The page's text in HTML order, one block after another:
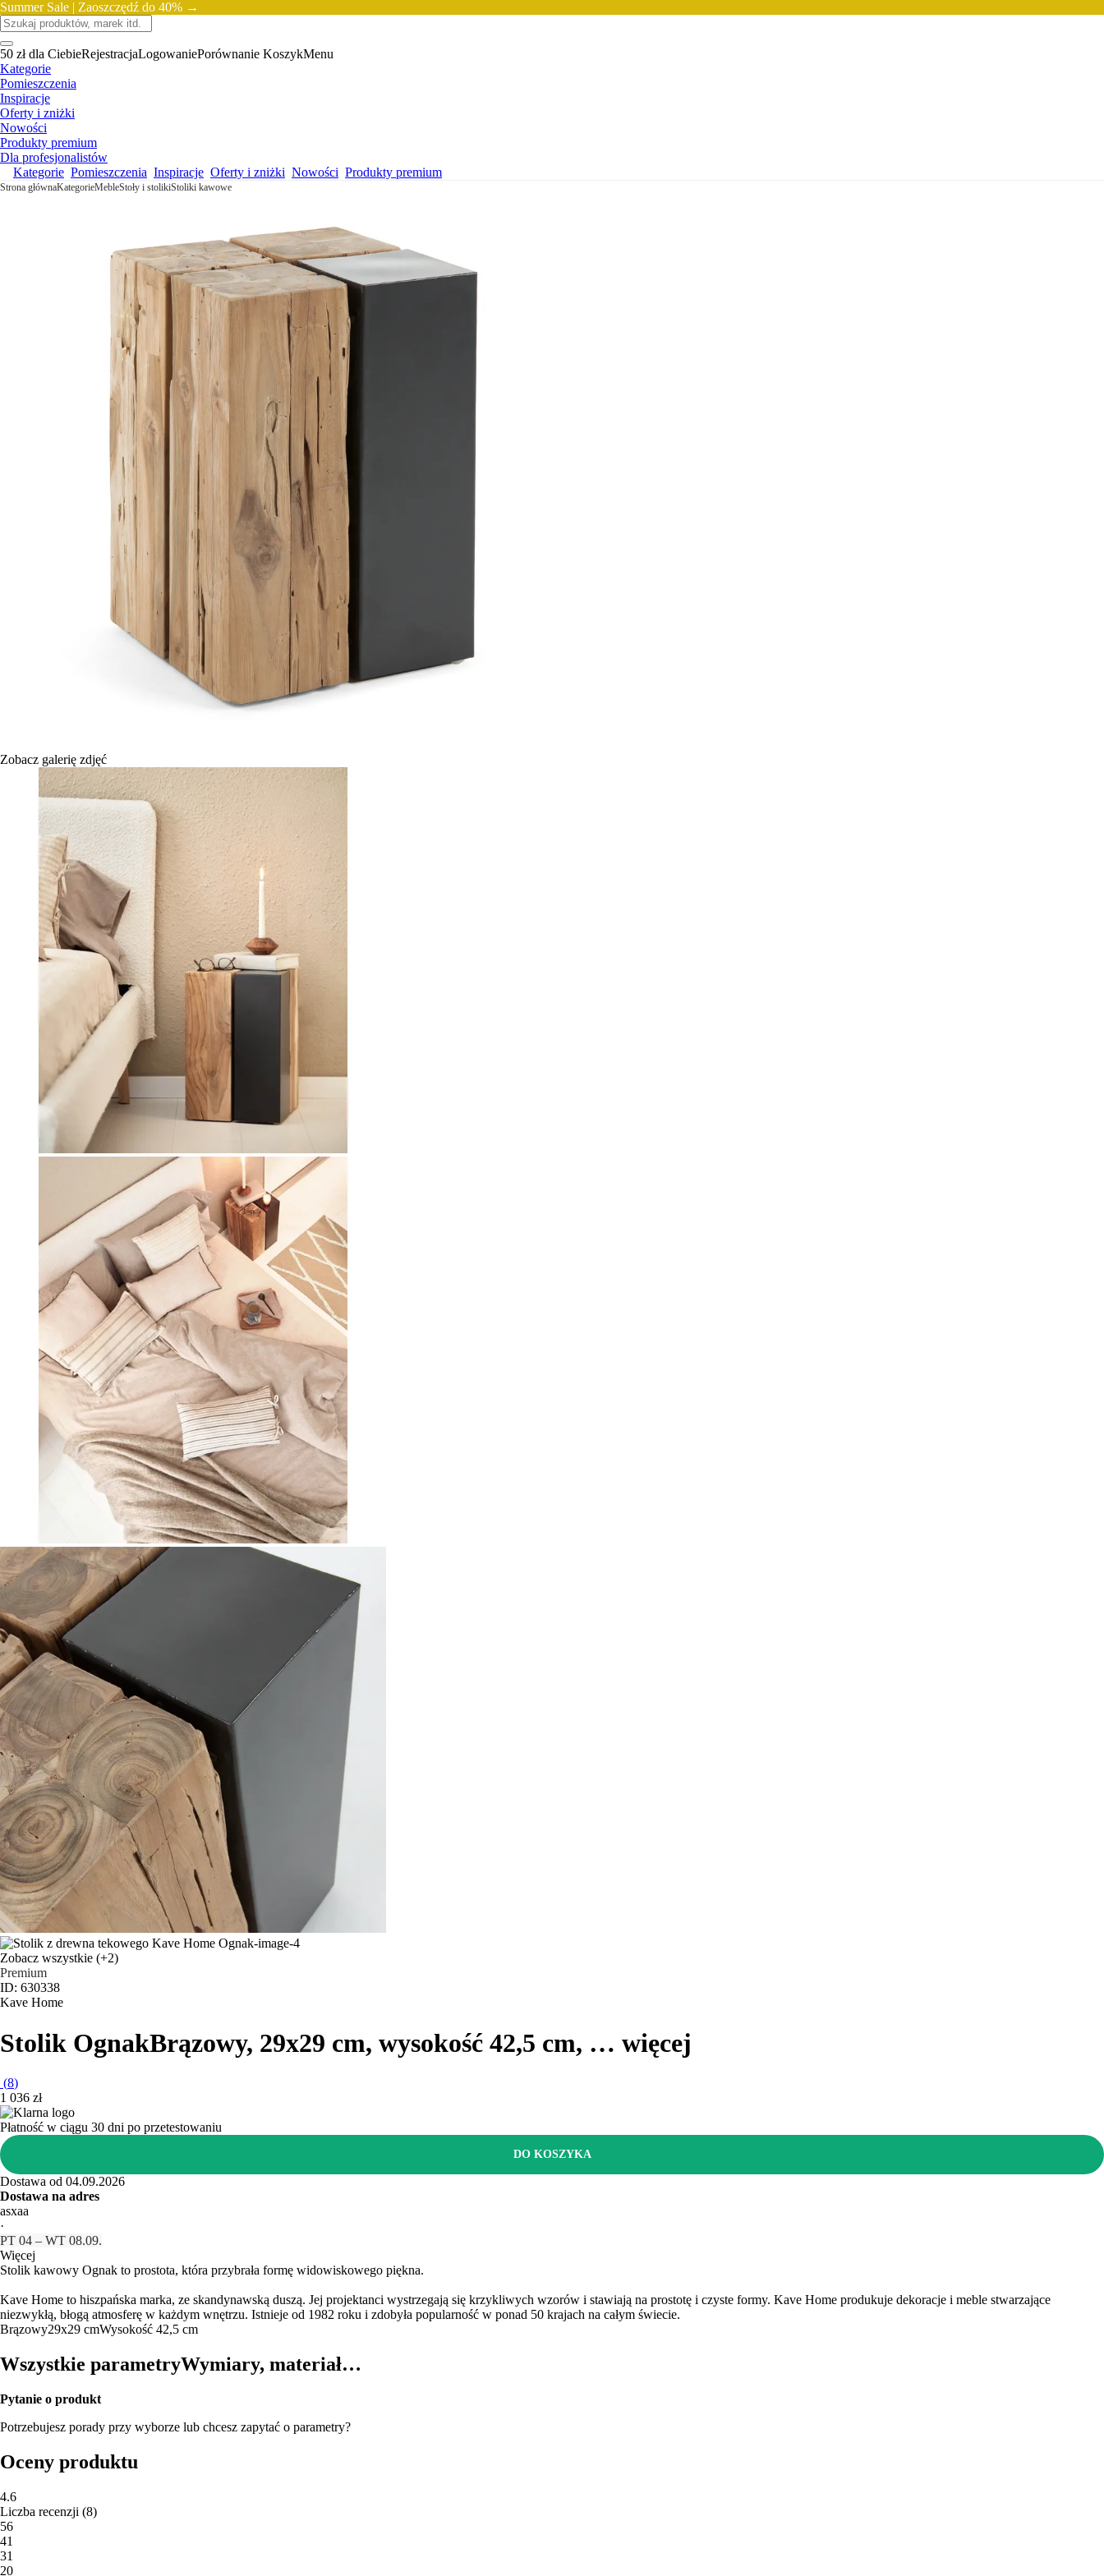
Summer Sale | Zaoszczędź do 40% →
50 zł dla CiebieRejestracjaLogowaniePorównanie KoszykMenu
Kategorie
Pomieszczenia
Inspiracje
Oferty i zniżki
Nowości
Produkty premium
Dla profesjonalistów
Kategorie Pomieszczenia Inspiracje Oferty i zniżki Nowości Produkty premium
Strona głównaKategorieMebleStoły i stolikiStoliki kawowe
Zobacz galerię zdjęć
Zobacz wszystkie (+2)
Premium
ID: 630338
Kave Home
Stolik OgnakBrązowy, 29x29 cm, wysokość 42,5 cm, … więcej
(8)
1 036 zł
Płatność w ciągu 30 dni po przetestowaniu
DO KOSZYKA
Dostawa od 04.09.2026
Dostawa na adres
asxaa
·
PT 04 – WT 08.09.
Więcej
Stolik kawowy Ognak to prostota, która przybrała formę widowiskowego piękna.
Kave Home to hiszpańska marka, ze skandynawską duszą. Jej projektanci wystrzegają się krzykliwych wzorów i stawiają na prostotę i czyste formy. Kave Home produkuje dekoracje i meble stwarzające
niezwykłą, błogą atmosferę w każdym wnętrzu. Istnieje od 1982 roku i zdobyła popularność w ponad 50 krajach na całym świecie.
Brązowy29x29 cmWysokość 42,5 cm
Wszystkie parametryWymiary, materiał…
Pytanie o produkt
Potrzebujesz porady przy wyborze lub chcesz zapytać o parametry?
Oceny produktu
4.6
Liczba recenzji (8)
56
41
31
20